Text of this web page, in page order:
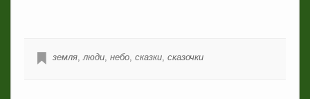
земля,люди, небо, сказки, сказочки